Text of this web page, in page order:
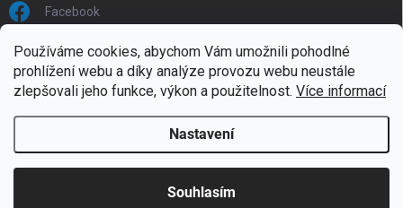
Používáme cookies, abychom Vám umožnili pohodlné
prohlížení webu a díky analýze provozu webu neustále
zlepšovali jeho funkce, výkon a použitelnost. Více informací
Nastavení
Souhlasím
Doprava zdarma od 1799,- (do 30 kg)
Facebook
FACEBOOK
ZOOshopik . Všechna práva vyhrazena.